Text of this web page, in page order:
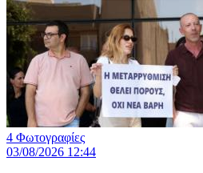
4 Φωτογραφίες
03/08/2026 12:44